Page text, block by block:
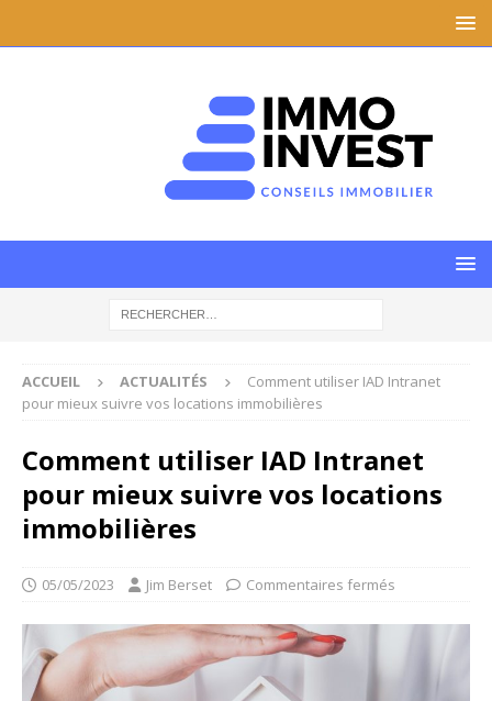
ACCUEIL ACTUALITÉS
Comment utiliser IAD Intranet
pour mieux suivre vos locations immobilières
Comment utiliser IAD Intranet
pour mieux suivre vos locations
immobilières
05/05/2023 Jim Berset Commentaires fermés